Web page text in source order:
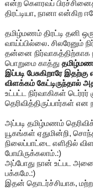
என்ற கெளரவப்
திரட்டியா, நானா
தமிழ்மணம் திரட்டி தனி
வாய்ப்பில்லை. சிலரேனும்
தன்னை நிர்வாகத்திற்காக
பொறுமை காத்து
இப்படி பேசுகிறாரே
விளக்கம் கேட்டிருந்தால்
உட்பட்ட நிர்வாகிகள்
தெரிவித்திருப்பார்கள்
அப்படி தமிழ்மணம்
யூகங்கள் ஏதுமின்றி,
நிலைப்பாட்டை எளிதில்
போயிருக்கலாம்.:)
அப்போது நான் உட்பட
பக்கமே.:)
இதன் தொடர்ச்சியாக,